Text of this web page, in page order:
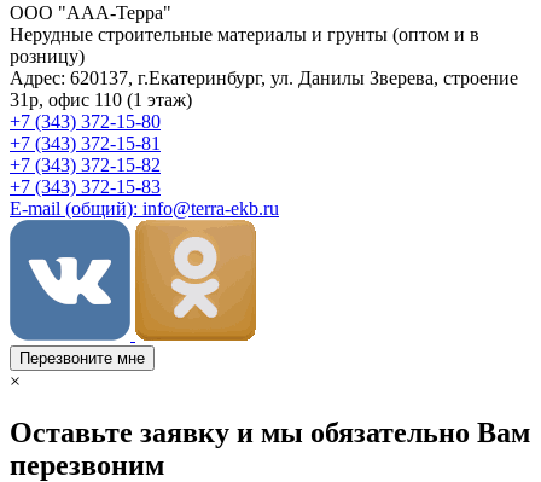
ООО "ААА-Терра"
Нерудные строительные материалы и грунты (оптом и в
розницу)
Адрес: 620137, г.Екатеринбург, ул. Данилы Зверева, строение
31р, офис 110 (1 этаж)
+7 (343) 372-15-80
+7 (343) 372-15-81
+7 (343) 372-15-82
+7 (343) 372-15-83
E-mail (общий): info@terra-ekb.ru
Перезвоните мне
×
Оставьте заявку и мы обязательно Вам
перезвоним